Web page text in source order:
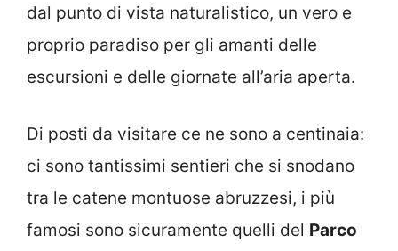
dal punto di vista naturalistico, un vero e
proprio paradiso per gli amanti delle
escursioni e delle giornate all’aria aperta.
Di posti da visitare ce ne sono a centinaia:
ci sono tantissimi sentieri che si snodano
tra le catene montuose abruzzesi, i più
famosi sono sicuramente quelli del Parco